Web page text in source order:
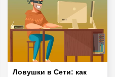
Ловушки в Сети: как